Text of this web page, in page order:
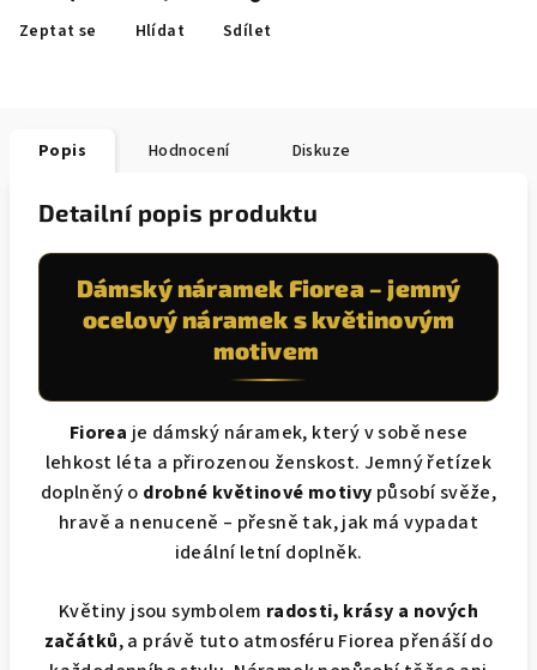
Zeptat se Hlídat Sdílet
Popis Hodnocení Diskuze
Detailní popis produktu
Dámský náramek Fiorea – jemný
ocelový náramek s květinovým
motivem
Fiorea je dámský náramek, který v sobě nese
lehkost léta a přirozenou ženskost. Jemný řetízek
doplněný o drobné květinové motivy působí svěže,
hravě a nenuceně – přesně tak, jak má vypadat
ideální letní doplněk.
Květiny jsou symbolem radosti, krásy a nových
začátků, a právě tuto atmosféru Fiorea přenáší do